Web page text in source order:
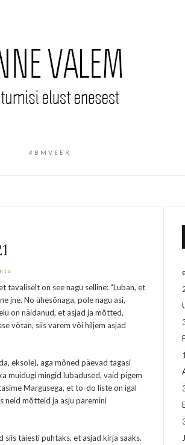
#BMVEER
tavaliselt on see nagu selline: “Luban, et
jne. No ühesõnaga, pole nagu asi,
on näidanud, et asjad ja mõtted,
võtan, siis varem või hiljem asjad
eksole), aga mõned päevad tagasi
muidugi mingid lubadused, vaid pigem
Margusega, et to-do liste on igal
neid mõtteid ja asju paremini
siis täiesti puhtaks, et asjad kirja saaks.